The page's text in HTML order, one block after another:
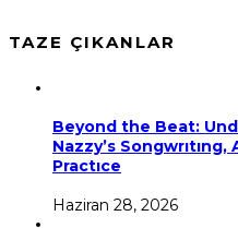
TAZE ÇIKANLAR
Beyond the Beat:
Nazzy’s
Practıce
Haziran 28, 2026